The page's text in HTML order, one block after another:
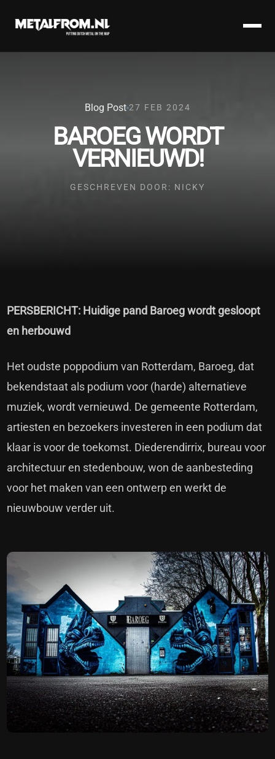
Blog Post 27 FEB 2024
BAROEG WORDT
VERNIEUWD!
GESCHREVEN DOOR: NICKY
PERSBERICHT: Huidige pand Baroeg wordt gesloopt
en herbouwd
Het oudste poppodium van Rotterdam, Baroeg, dat
bekendstaat als podium voor (harde) alternatieve
muziek, wordt vernieuwd. De gemeente Rotterdam,
artiesten en bezoekers investeren in een podium dat
klaar is voor de toekomst. Diederendirrix, bureau voor
architectuur en stedenbouw, won de aanbesteding
voor het maken van een ontwerp en werkt de
nieuwbouw verder uit.